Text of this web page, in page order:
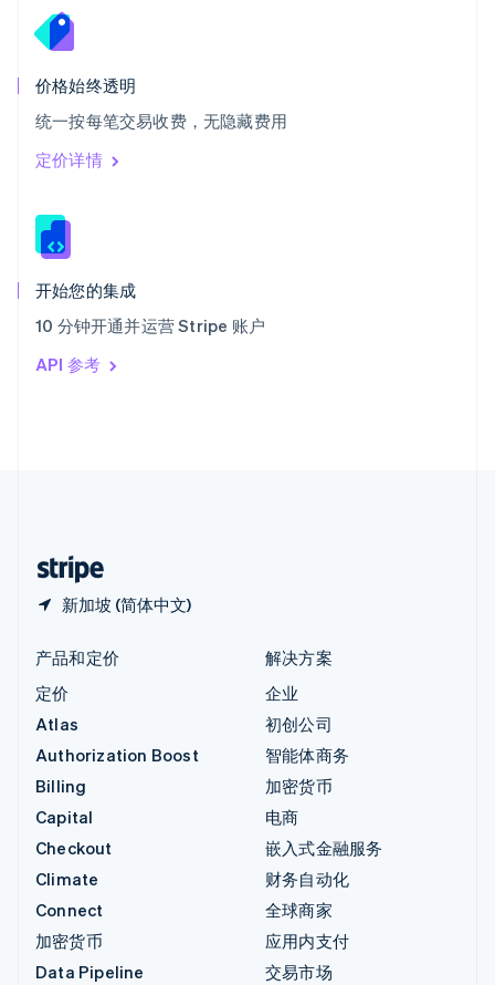
价格始终透明
统一按每笔交易收费，无隐藏费用
定价详情
开始您的集成
10 分钟开通并运营 Stripe 账户
API 参考
新加坡 (简体中文)
English
泰国
ไทย
希腊
English
西班牙
Español
新加坡
新西兰
匈牙利
English
ItalianoEnglish
印度
English
产品和定价
定价
Atlas
Authorization Boost
Billing
Capital
Checkout
Climate
Connect
加密货币
Data Pipeline
解决方案
企业
初创公司
智能体商务
加密货币
电商
嵌入式金融服务
财务自动化
全球商家
应用内支付
交易市场